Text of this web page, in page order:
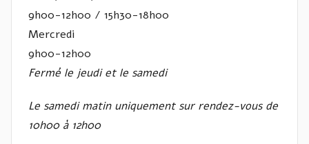
9h00-12h00 / 15h30-18h00
Mercredi
9h00-12h00
Fermé le jeudi et le samedi
Le samedi matin uniquement sur rendez-vous de
10h00 à 12h00